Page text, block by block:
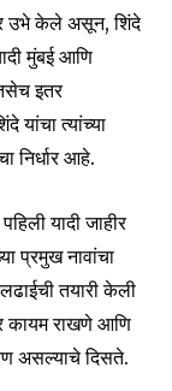
of the
उभे केले असून, शिंदे
मुंबई आणि
इतर
यांचा त्यांच्या
निर्धार आहे.
यादी जाहीर
प्रमुख नावांचा
तयारी केली
कायम राखणे आणि
असल्याचे दिसते.